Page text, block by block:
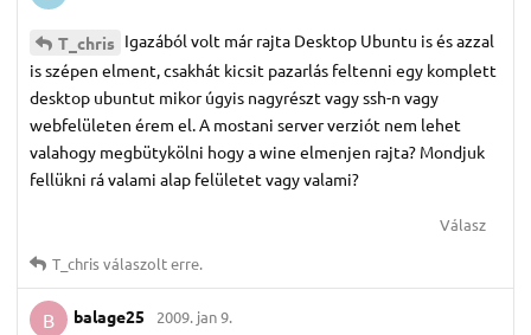
T_chris Igazából volt már rajta Desktop Ubuntu is és azzal
is szépen elment, csakhát kicsit pazarlás feltenni egy komplett
desktop ubuntut mikor úgyis nagyrészt vagy ssh-n vagy
webfelületen érem el. A mostani server verziót nem lehet
valahogy megbütykölni hogy a wine elmenjen rajta? Mondjuk
fellükni rá valami alap felületet vagy valami?
Válasz
T_chrisválaszolt erre.
B balage25 2009. jan 9.